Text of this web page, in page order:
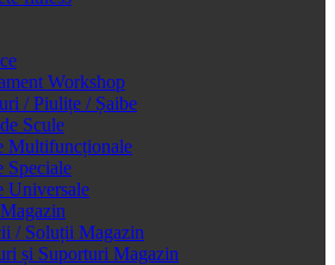
Workshop
/ Piulițe / Șaibe
Scule
Multifuncționale
Speciale
Universale
/ Soluții Magazin
și Suporturi Magazin